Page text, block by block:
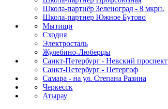
Школа-партнёр Зеленоград - 8 мкрн.
Школа-партнер Южное Бутово
Мытищи
Сходня
Электросталь
Жулебино-Люберцы
Санкт-Петербург - Невский проспект
Санкт-Петербург - Петергоф
Самара - на ул. Степана Разина
Черкесск
Атырау